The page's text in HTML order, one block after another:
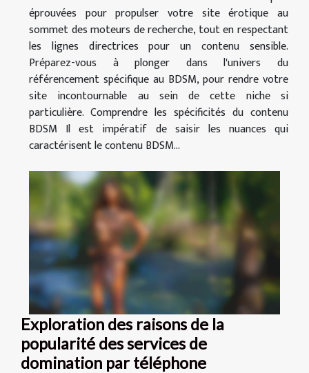
éprouvées pour propulser votre site érotique au
sommet des moteurs de recherche, tout en respectant
les lignes directrices pour un contenu sensible.
Préparez-vous à plonger dans l'univers du
référencement spécifique au BDSM, pour rendre votre
site incontournable au sein de cette niche si
particulière. Comprendre les spécificités du contenu
BDSM Il est impératif de saisir les nuances qui
caractérisent le contenu BDSM...
Exploration des raisons de la
popularité des services de
domination par téléphone